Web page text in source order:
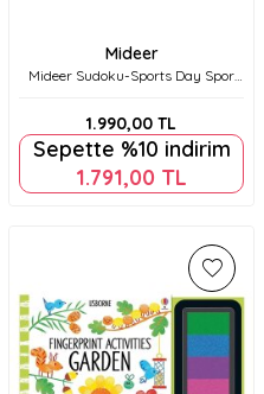
Mideer
Mideer Sudoku-Sports Day Spor
1.990,00 TL
Sepette %10 indirim
1.791,00 TL